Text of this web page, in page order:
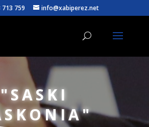
713 759 info@xabiperez.net
"SASKI